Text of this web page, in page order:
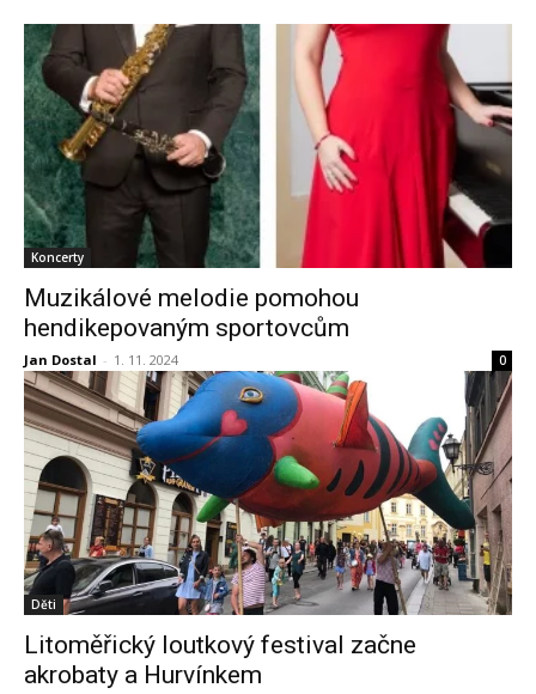
Koncerty
Muzikálové melodie pomohou
hendikepovaným sportovcům
Jan Dostal - 1. 11. 2024 0
Děti
Litoměřický loutkový festival začne
akrobaty a Hurvínkem